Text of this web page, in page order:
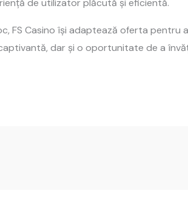
de utilizator plăcută și eficientă.
FS Casino își adaptează oferta pentru a
dar și o oportunitate de a